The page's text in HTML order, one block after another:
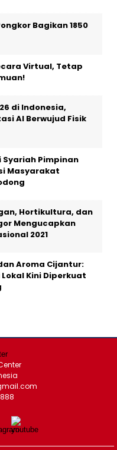
Bagikan 1850
Virtual, Tetap
di Indonesia,
AI Berwujud Fisik
Syariah Pimpinan
Masyarakat
Hortikultura, dan
Mengucapkan
2021
Aroma Cijantur:
Kini Diperkuat